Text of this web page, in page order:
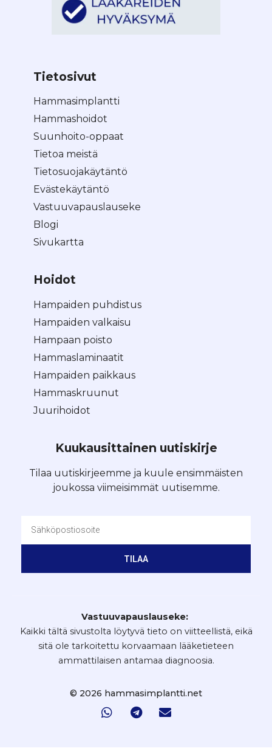
Tietosivut
Hammasimplantti
Hammashoidot
Suunhoito-oppaat
Tietoa meistä
Tietosuojakäytäntö
Evästekäytäntö
Vastuuvapauslauseke
Blogi
Sivukartta
Hoidot
Hampaiden puhdistus
Hampaiden valkaisu
Hampaan poisto
Hammaslaminaatit
Hampaiden paikkaus
Hammaskruunut
Juurihoidot
Kuukausittainen uutiskirje
Tilaa uutiskirjeemme ja kuule ensimmäisten
joukossa viimeisimmät uutisemme.
TILAA
Vastuuvapauslauseke:
Kaikki tältä sivustolta löytyvä tieto on viitteellistä, eikä
sitä ole tarkoitettu korvaamaan lääketieteen
ammattilaisen antamaa diagnoosia.
© 2026 hammasimplantti.net